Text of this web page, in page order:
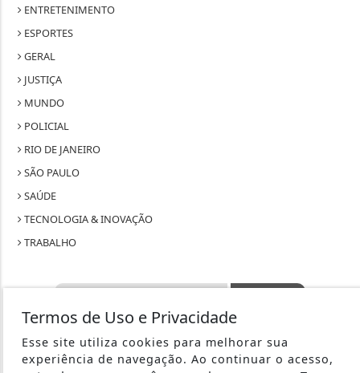
ENTRETENIMENTO
ESPORTES
GERAL
JUSTIÇA
MUNDO
POLICIAL
RIO DE JANEIRO
SÃO PAULO
SAÚDE
TECNOLOGIA & INOVAÇÃO
TRABALHO
SEU SITE - TODOS OS DIREITOS RESERVADOS.
Termos de Uso e Privacidade
Esse site utiliza cookies para melhorar sua
experiência de navegação. Ao continuar o acesso,